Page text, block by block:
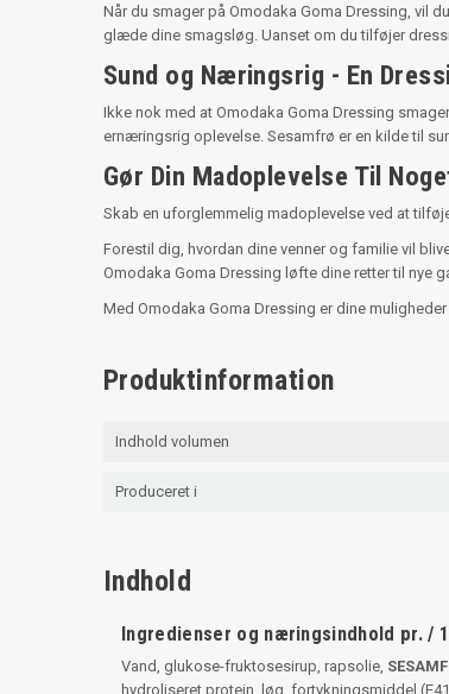
Når du smager på Omodaka Goma Dressing, vil
glæde dine smagsløg. Uanset om du tilføjer
Sund og Næringsrig - En
Ikke nok med at Omodaka Goma Dressing
ernæringsrig oplevelse. Sesamfrø er en kilde til
Gør Din Madoplevelse Til
Skab en uforglemmelig madoplevelse ved at
Forestil dig, hvordan dine venner og familie vil
Omodaka Goma Dressing løfte dine retter til nye
Med Omodaka Goma Dressing er dine
Produktinformation
Indhold volumen
Produceret i
Indhold
Ingredienser og næringsindhold pr. /
Vand, glukose-fruktosesirup, rapsolie,
hydroliseret protein, løg, fortykningsmiddel